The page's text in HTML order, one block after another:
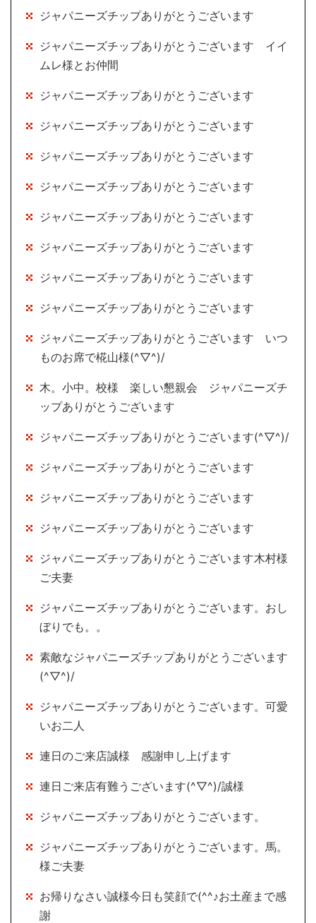
ジャパニーズチップありがとうございます
ジャパニーズチップありがとうございます イイ
ムレ様とお仲間
ジャパニーズチップありがとうございます
ジャパニーズチップありがとうございます
ジャパニーズチップありがとうございます
ジャパニーズチップありがとうございます
ジャパニーズチップありがとうございます
ジャパニーズチップありがとうございます
ジャパニーズチップありがとうございます
ジャパニーズチップありがとうございます
ジャパニーズチップありがとうございます いつ
ものお席で椛山様(^▽^)/
木。小中。校様 楽しい懇親会 ジャパニーズチ
ップありがとうございます
ジャパニーズチップありがとうございます(^▽^)/
ジャパニーズチップありがとうございます
ジャパニーズチップありがとうございます
ジャパニーズチップありがとうございます
ジャパニーズチップありがとうございます木村様
ご夫妻
ジャパニーズチップありがとうございます。おし
ぼりでも。。
素敵なジャパニーズチップありがとうございます
(^▽^)/
ジャパニーズチップありがとうございます。可愛
いお二人
連日のご来店誠様 感謝申し上げます
連日ご来店有難うございます(^▽^)/誠様
ジャパニーズチップありがとうございます。
ジャパニーズチップありがとうございます。馬。
様ご夫妻
お帰りなさい誠様今日も笑顔で(^^♪お土産まで感
謝